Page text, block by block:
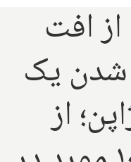
افت
شدن یک
از